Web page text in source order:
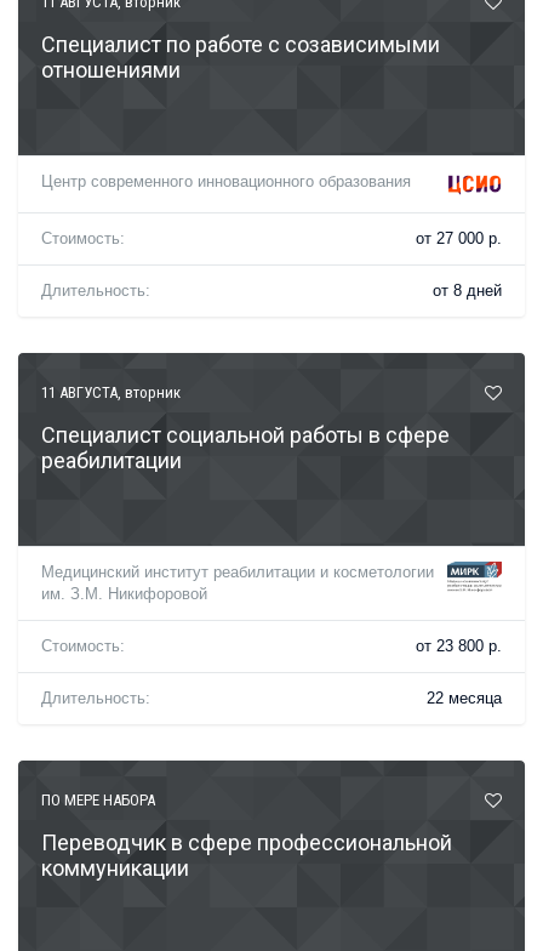
Специалист по работе с созависимыми
отношениями
Центр современного инновационного образования
Стоимость: от 27 000 р.
Длительность: от 8 дней
11 АВГУСТА, вторник
Специалист социальной работы в сфере
реабилитации
Медицинский институт реабилитации и косметологии
им. З.М. Никифоровой
Стоимость: от 23 800 р.
Длительность: 22 месяца
ПО МЕРЕ НАБОРА
Переводчик в сфере профессиональной
коммуникации